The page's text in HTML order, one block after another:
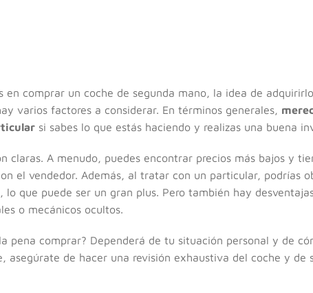
en comprar un coche de segunda mano, la idea de
varios factores a considerar. En términos generales,
si sabes lo que estás haciendo y realizas una buena
claras. A menudo, puedes encontrar precios más bajos y
el vendedor. Además, al tratar con un particular, podrías
lo que puede ser un gran plus. Pero también hay
o mecánicos ocultos.
pena comprar? Dependerá de tu situación personal y de
asegúrate de hacer una revisión exhaustiva del coche y